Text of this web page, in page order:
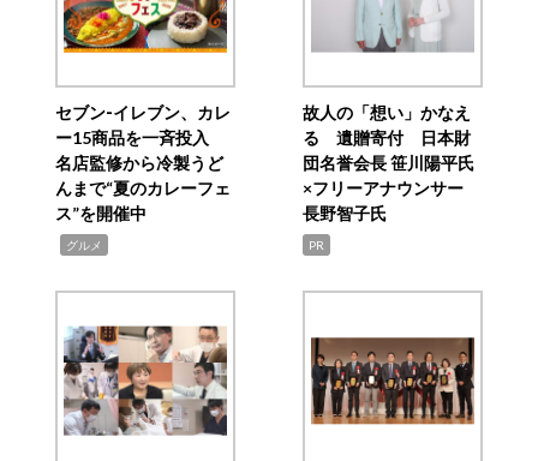
セブン‐イレブン、カレ
ー15商品を一斉投入
名店監修から冷製うど
んまで“夏のカレーフェ
ス”を開催中
グルメ
故人の「想い」かなえ
る 遺贈寄付 日本財
団名誉会長 笹川陽平氏
×フリーアナウンサー
長野智子氏
PR